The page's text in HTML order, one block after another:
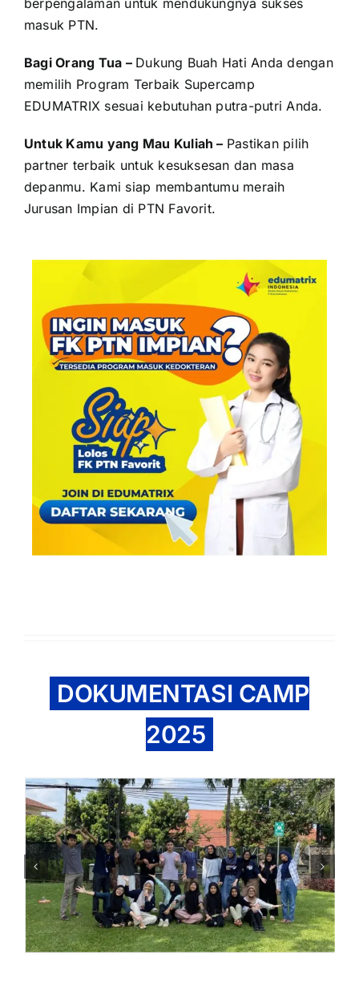
berpengalaman untuk mendukungnya sukses
masuk PTN.
Bagi Orang Tua – Dukung Buah Hati Anda dengan
memilih Program Terbaik Supercamp
EDUMATRIX sesuai kebutuhan putra-putri Anda.
Untuk Kamu yang Mau Kuliah – Pastikan pilih
partner terbaik untuk kesuksesan dan masa
depanmu. Kami siap membantumu meraih
Jurusan Impian di PTN Favorit.
DOKUMENTASI CAMP
2025